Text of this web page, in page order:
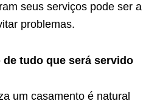
seus serviços pode ser a
problemas.
de tudo que será servido
um casamento é natural